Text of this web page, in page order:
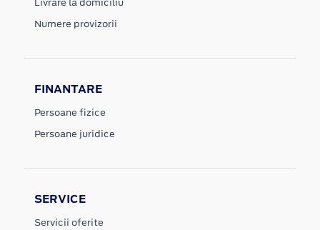
Numere provizorii
FINANTARE
Persoane fizice
Persoane juridice
SERVICE
Servicii oferite